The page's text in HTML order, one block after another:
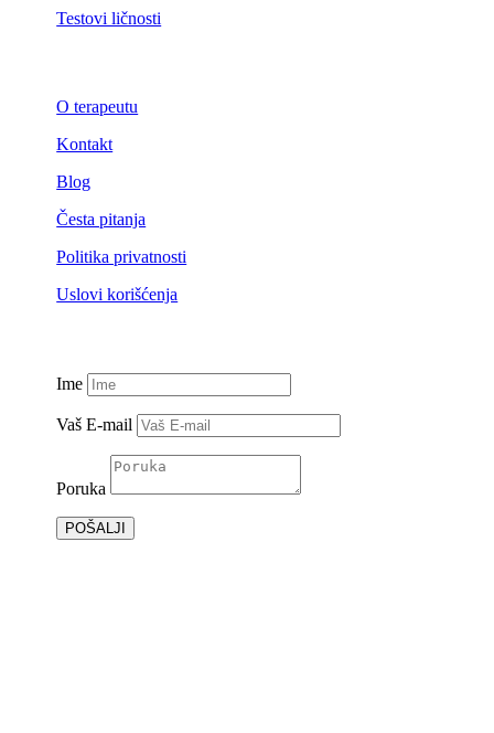
Testovi ličnosti
O terapeutu
Kontakt
Blog
Česta pitanja
Politika privatnosti
Uslovi korišćenja
Ime
Vaš E-mail
Poruka
POŠALJI